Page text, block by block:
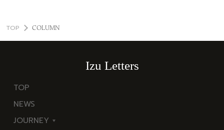
TOP COLUMN
Izu Letters
TOP
NEWS
JOURNEY